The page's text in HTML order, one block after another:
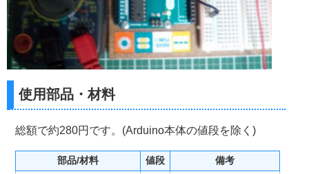
使用部品・材料
総額で約280円です。(Arduino本体の値段を除く)
部品/材料 値段 備考